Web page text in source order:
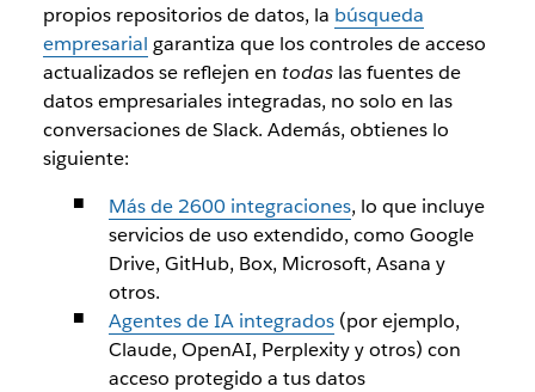
propios repositorios de datos, la búsqueda
empresarial garantiza que los controles de acceso
actualizados se reflejen en todaslas fuentes de
datos empresariales integradas, no solo en las
conversaciones de Slack. Además, obtienes lo
siguiente:
Más de 2600 integraciones, lo que incluye
servicios de uso extendido, como Google
Drive, GitHub, Box, Microsoft, Asana y
otros.
Agentes de IA integrados(por ejemplo,
Claude, OpenAI, Perplexity y otros) con
acceso protegido a tus datos